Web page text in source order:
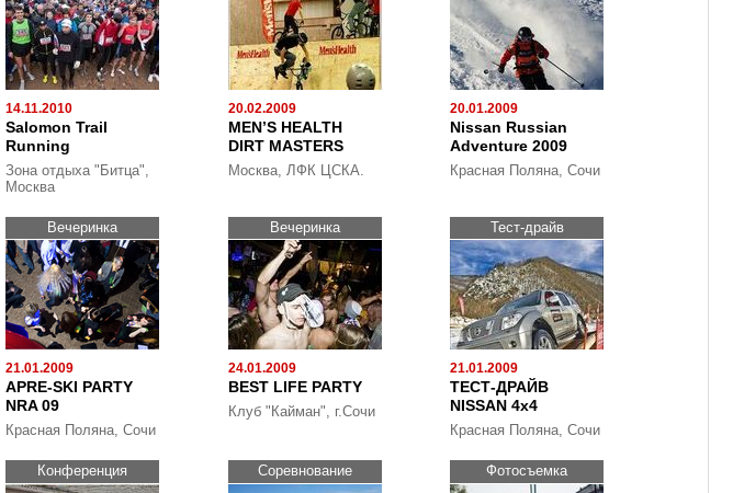
14.11.2010
Salomon Trail
Running
Зона отдыха "Битца",
Москва
20.02.2009
MEN’S HEALTH
DIRT MASTERS
Москва, ЛФК ЦСКА.
20.01.2009
Nissan Russian
Adventure 2009
Красная Поляна, Сочи
Вечеринка
21.01.2009
APRE-SKI PARTY
NRA 09
Красная Поляна, Сочи
Вечеринка
24.01.2009
BEST LIFE PARTY
Клуб "Кайман", г.Сочи
Тест-драйв
21.01.2009
ТЕСТ-ДРАЙВ
NISSAN 4x4
Красная Поляна, Сочи
Конференция Cоревнование Фотосъемка